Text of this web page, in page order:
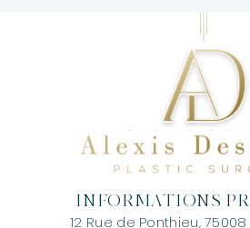
INFORMATIONS
12 Rue de Ponthieu,